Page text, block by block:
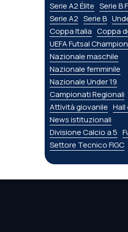
Serie A2 Élite Serie B
Serie A2 Serie B
Coppa Italia Coppa
UEFA Futsal
Nazionale maschile
Nazionale femminile
Nazionale Under 19
Campionati Regionali
Attività giovanile Hall
News istituzionali
Divisione Calcio a 5
Settore Tecnico FIGC